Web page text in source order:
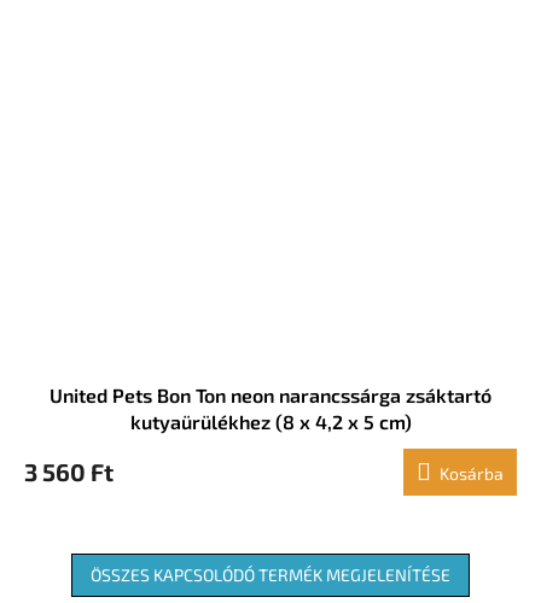
United Pets Bon Ton neon narancssárga zsáktartó
kutyaürülékhez (8 x 4,2 x 5 cm)
3 560 Ft Kosárba
ÖSSZES KAPCSOLÓDÓ TERMÉK MEGJELENÍTÉSE